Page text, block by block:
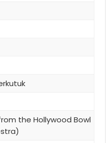
the Hollywood Bowl